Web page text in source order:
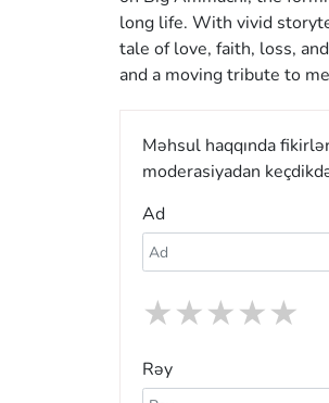
long life. With vivid
tale of love, faith, loss,
and a moving tribute to
Məhsul haqqında
moderasiyadan
Ad
★
★
★
★
★
Rəy